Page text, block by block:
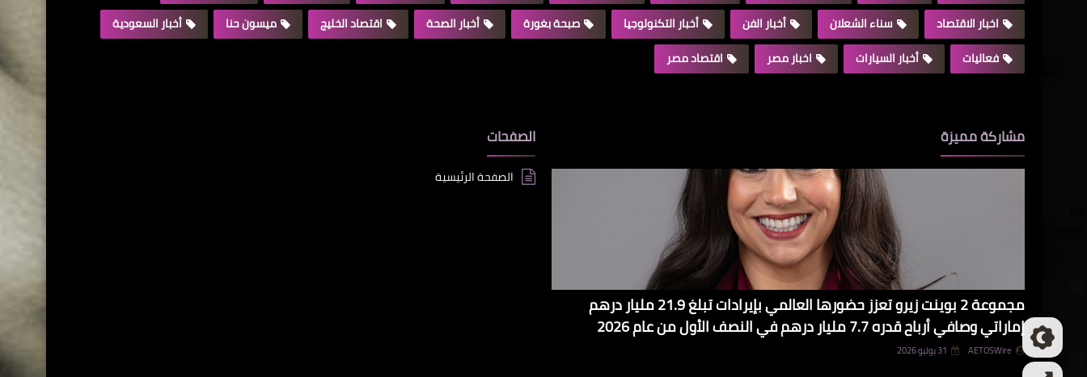
اخبار الاقتصاد
سناء الشعلان أخبار الفن أخبار التكنولوجيا صبحة بغورة أخبار الصحة اقتصاد الخليج ميسون حنا
أخبار السعودية
فعاليات
أخبار السيارات اخبار مصر اقتصاد مصر
مشاركة مميزة
مجموعة 2 بوينت زيرو تعزز حضورها العالمي بإيرادات تبلغ 21.9 مليار درهم
إماراتي وصافي أرباح قدره 7.7 مليار درهم في النصف الأول من عام 2026
AETOSWire 31 يوليو 2026
الصفحات
الصفحة الرئيسية